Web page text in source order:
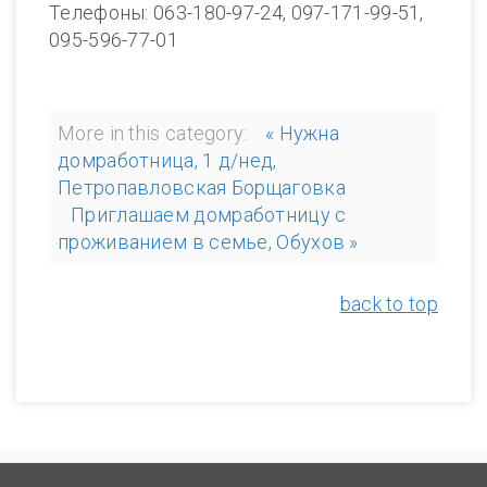
Телефоны: 063-180-97-24, 097-171-99-51,
095-596-77-01
More in this category:
« Нужна
домработница, 1 д/нед,
Петропавловская Борщаговка
Приглашаем домработницу с
проживанием в семье, Обухов »
back to top